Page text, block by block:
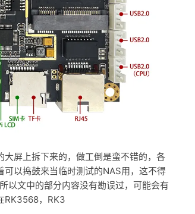
屏上拆下来的，做工倒是蛮不错的，各
以捣鼓来当临时测试的NAS用，这不得
以文中的部分内容没有勘误过，可能会有
RK3568，RK3